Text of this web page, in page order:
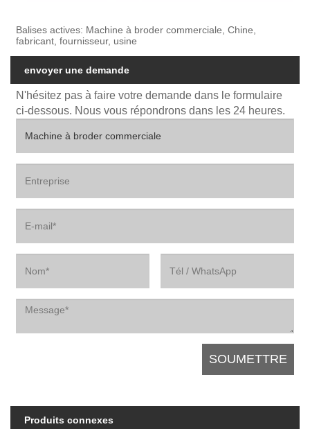
Balises actives: Machine à broder commerciale, Chine,
fabricant, fournisseur, usine
envoyer une demande
N'hésitez pas à faire votre demande dans le formulaire
ci-dessous. Nous vous répondrons dans les 24 heures.
Produits connexes